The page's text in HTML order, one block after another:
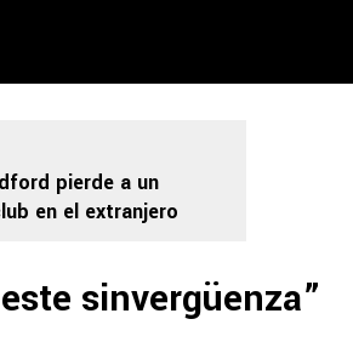
pierde a un
en el extranjero
sinvergüenza”